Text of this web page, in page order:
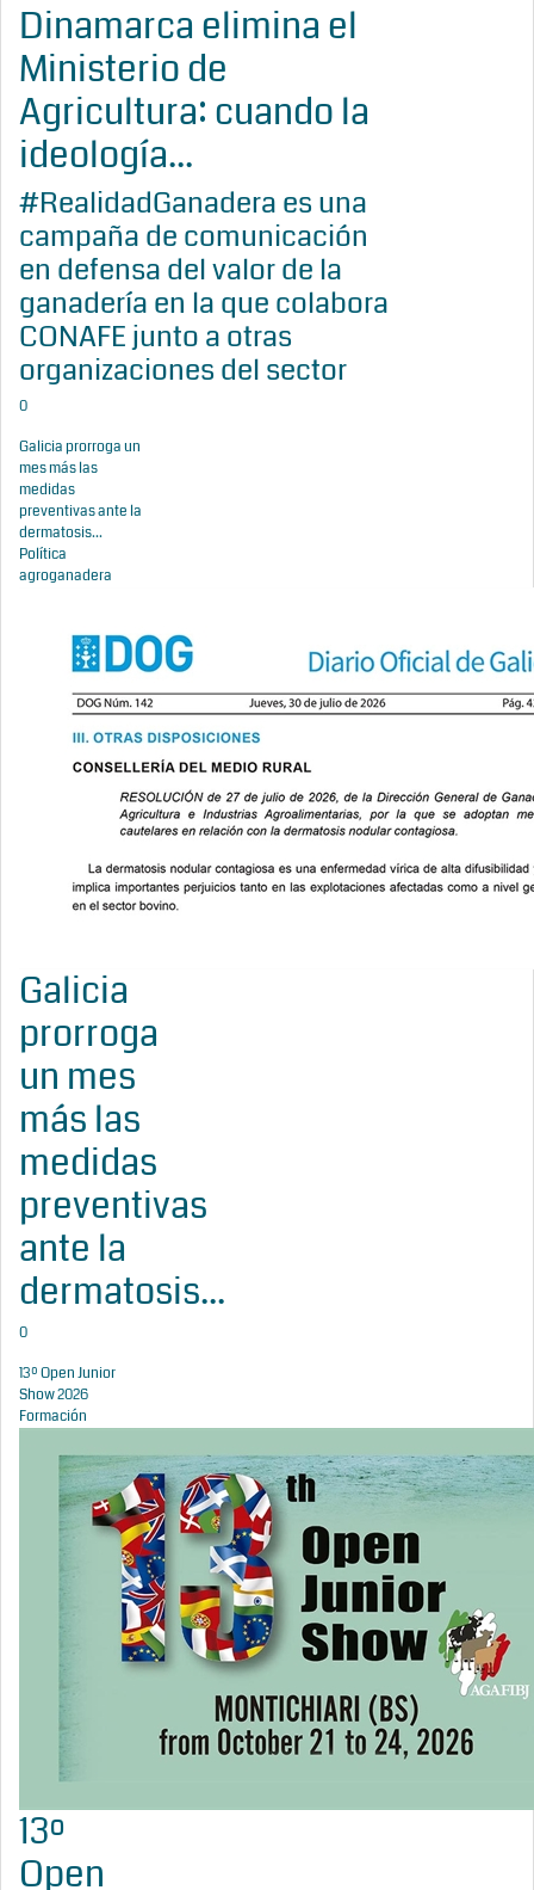
Dinamarca elimina el
Ministerio de
Agricultura: cuando la
ideología...
#RealidadGanadera es una
campaña de comunicación
en defensa del valor de la
ganadería en la que colabora
CONAFE junto a otras
organizaciones del sector
0
Galicia prorroga un
mes más las
medidas
preventivas ante la
dermatosis...
Política
agroganadera
Galicia
prorroga
un mes
más las
medidas
preventivas
ante la
dermatosis...
0
13º Open Junior
Show 2026
Formación
13º
Open